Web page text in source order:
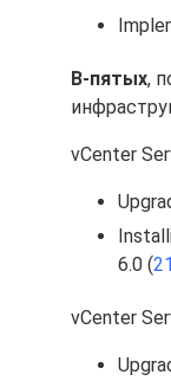
В-пятых,
vCenter
6.0 (
vCenter